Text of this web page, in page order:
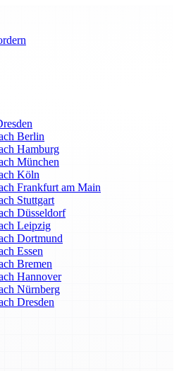
Berlin
Hamburg
München
Köln
Frankfurt am Main
Stuttgart
Düsseldorf
Leipzig
Dortmund
Essen
Bremen
Hannover
Nürnberg
Dresden